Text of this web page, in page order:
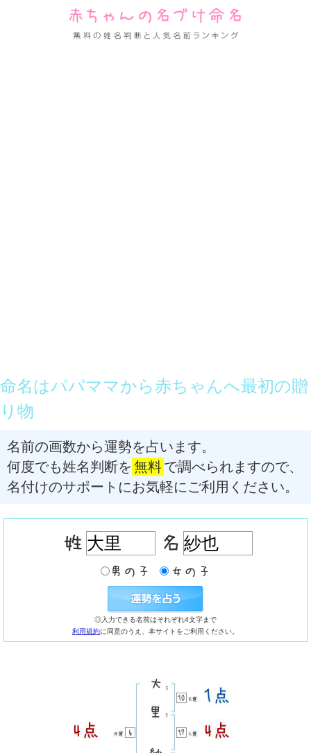
命名はパパママから赤ちゃんへ最初の贈
り物
名前の画数から運勢を占います。
何度でも姓名判断を 無料で調べられますので、
名付けのサポートにお気軽にご利用ください。
◎入力できる名前はそれぞれ4文字まで
利用規約に同意のうえ、本サイトをご利用ください。